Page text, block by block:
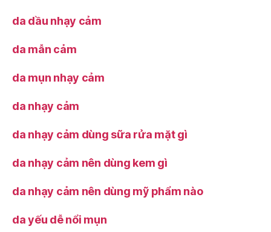
da dầu nhạy cảm
da mẫn cảm
da mụn nhạy cảm
da nhạy cảm
da nhạy cảm dùng sữa rửa mặt gì
da nhạy cảm nên dùng kem gì
da nhạy cảm nên dùng mỹ phẩm nào
da yếu dễ nổi mụn